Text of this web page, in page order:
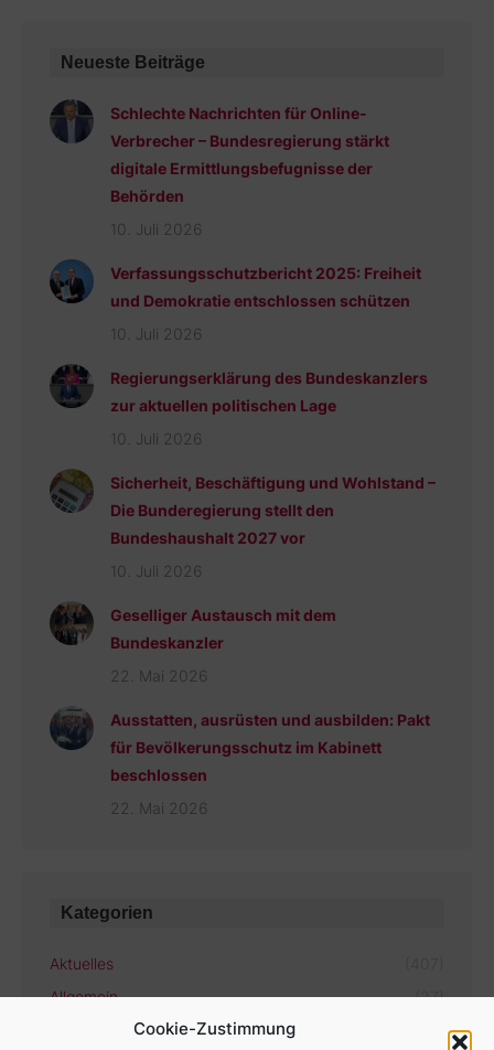
Cookie-Zustimmung
Neueste Beiträge
Schlechte Nachrichten für Online-
Verbrecher – Bundesregierung stärkt
digitale Ermittlungsbefugnisse der
Behörden
10. Juli 2026
Verfassungsschutzbericht 2025: Freiheit
und Demokratie entschlossen schützen
10. Juli 2026
Regierungserklärung des Bundeskanzlers
zur aktuellen politischen Lage
10. Juli 2026
Sicherheit, Beschäftigung und Wohlstand –
Die Bunderegierung stellt den
Bundeshaushalt 2027 vor
10. Juli 2026
Geselliger Austausch mit dem
Bundeskanzler
22. Mai 2026
Ausstatten, ausrüsten und ausbilden: Pakt
für Bevölkerungsschutz im Kabinett
beschlossen
22. Mai 2026
Kategorien
Aktuelles
Allgemein
(27)